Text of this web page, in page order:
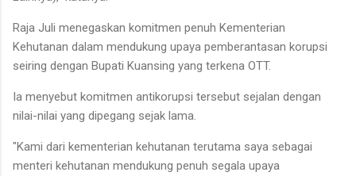
Raja Juli menegaskan komitmen penuh Kementerian
Kehutanan dalam mendukung upaya pemberantasan korupsi
seiring dengan Bupati Kuansing yang terkena OTT.
Ia menyebut komitmen antikorupsi tersebut sejalan dengan
nilai-nilai yang dipegang sejak lama.
"Kami dari kementerian kehutanan terutama saya sebagai
menteri kehutanan mendukung penuh segala upaya